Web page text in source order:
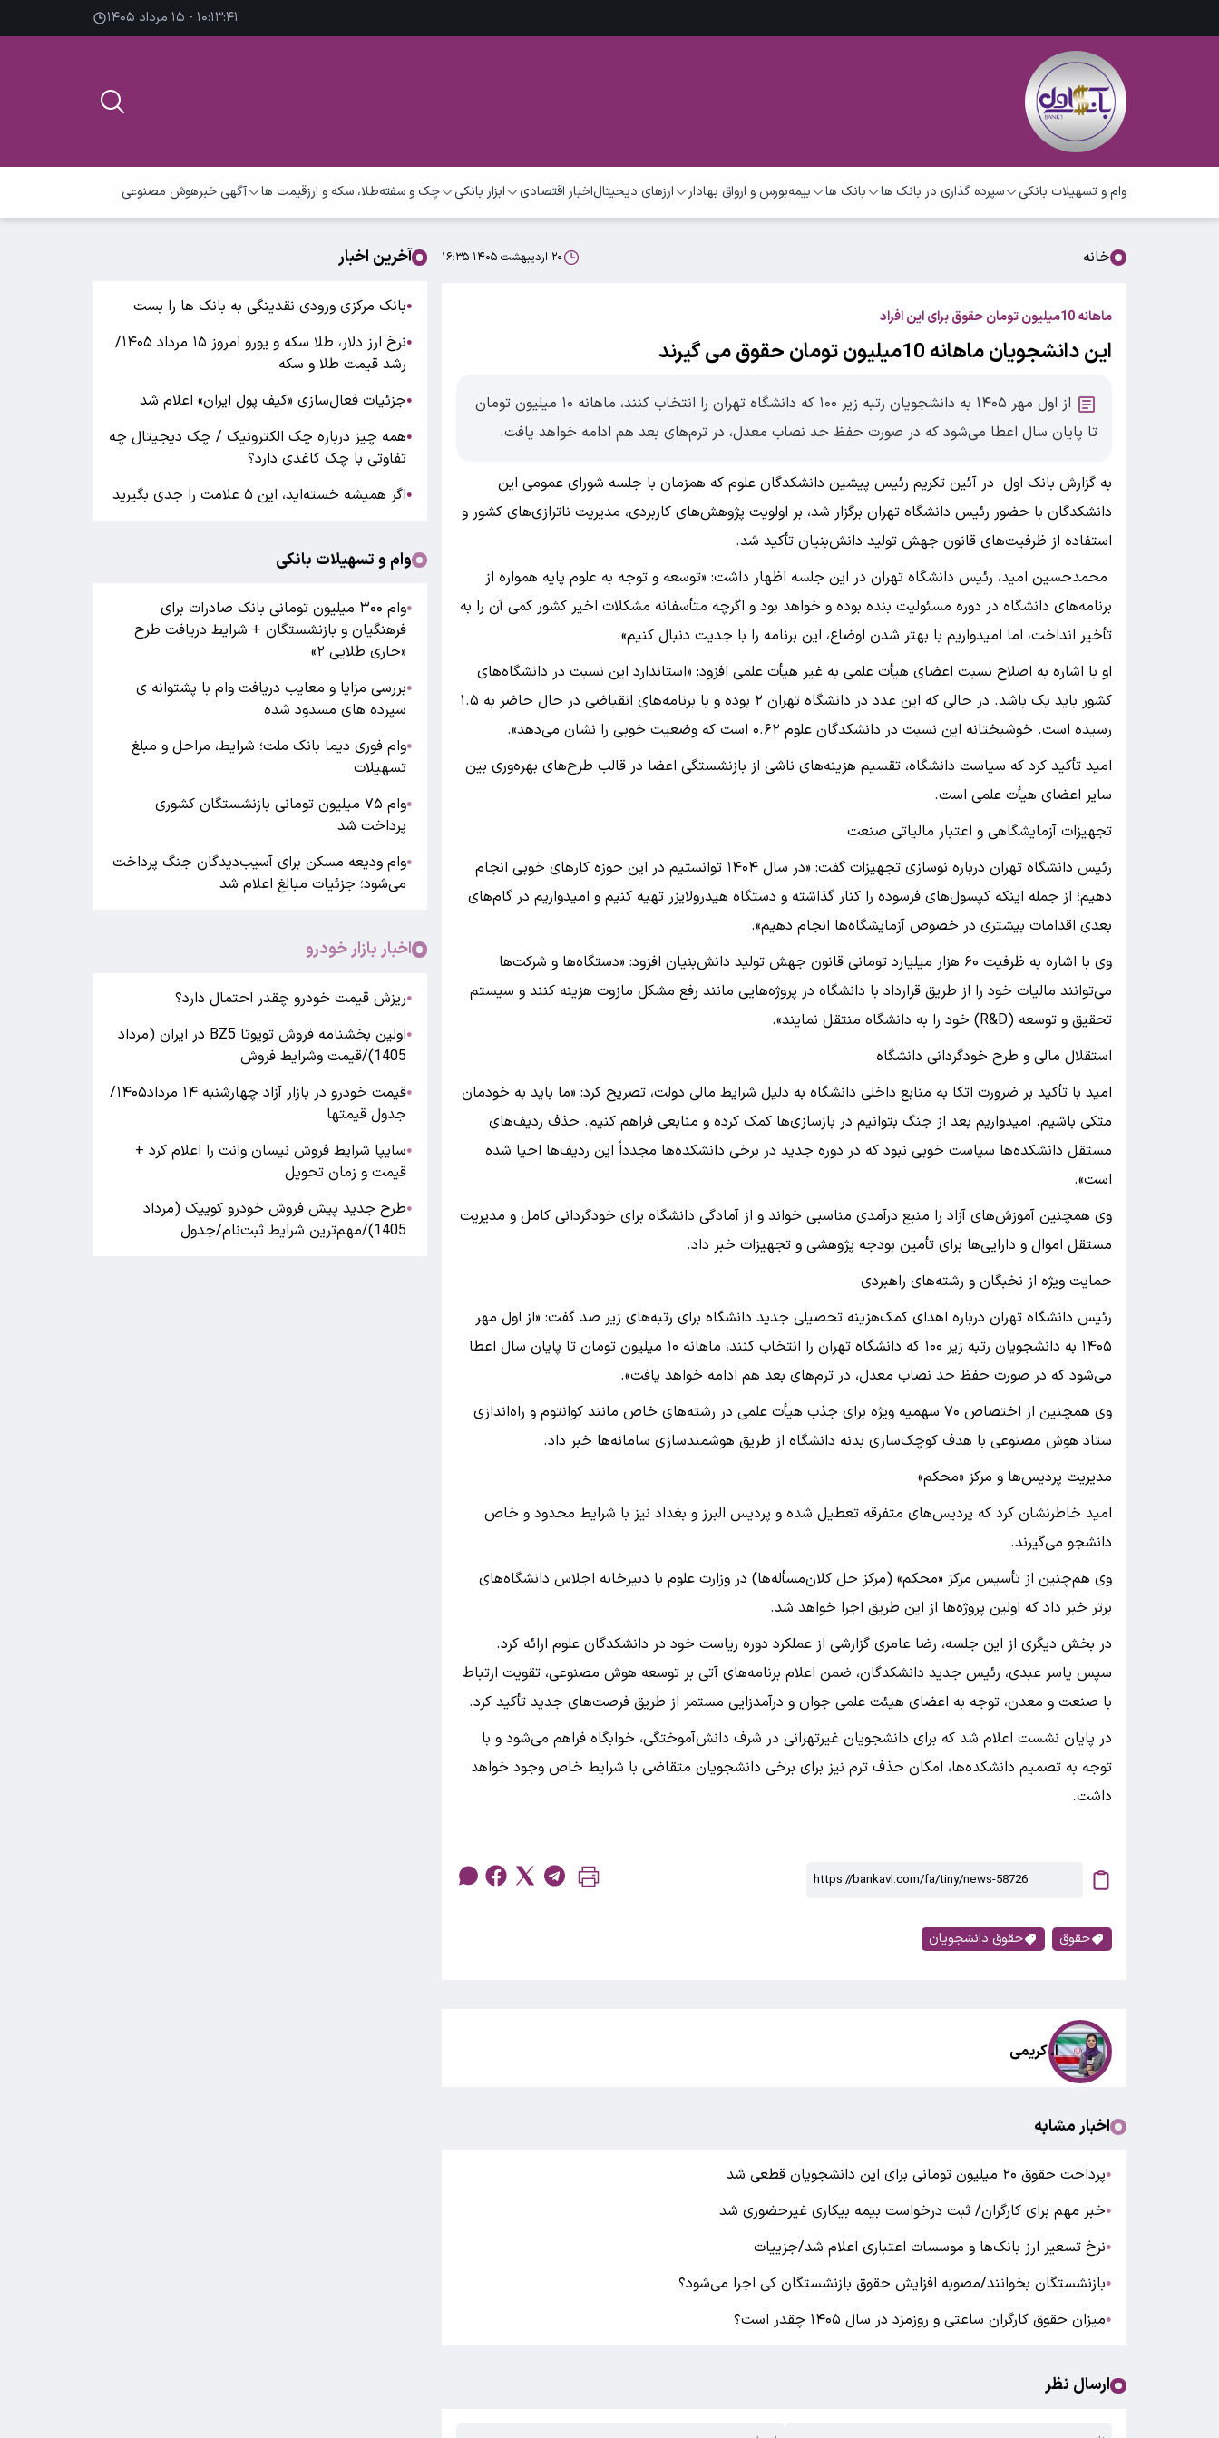
۱۰:۱۳:۴۱ - ۱۵ مرداد ۱۴۰۵
وام و تسهیلات بانکی سپرده گذاری در بانک ها بانک ها بیمهبورس و ارواق بهادار ارزهای دیحیتالاخبار اقتصادی ابزار بانکی چک و سفتهطلا، سکه و ارزقیمت ها آگهی خبرهوش مصنوعی
خانه ۲۰ اردیبهشت ۱۴۰۵ ۱۶:۳۵
ماهانه 10میلیون تومان حقوق برای این افراد
این دانشجویان ماهانه 10میلیون تومان حقوق می گیرند
از اول مهر ۱۴۰۵ به دانشجویان رتبه زیر ۱۰۰ که دانشگاه تهران را انتخاب کنند، ماهانه ۱۰ میلیون تومان
تا پایان سال اعطا می‌شود که در صورت حفظ حد نصاب معدل، در ترم‌های بعد هم ادامه خواهد یافت.
به گزارش بانک اول در آئین تکریم رئیس پیشین دانشکدگان علوم که همزمان با جلسه شورای عمومی این
دانشکدگان با حضور رئیس دانشگاه تهران برگزار شد، بر اولویت پژوهش‌های کاربردی، مدیریت ناترازی‌های کشور و
استفاده از ظرفیت‌های قانون جهش تولید دانش‌بنیان تأکید شد.
محمدحسین امید، رئیس دانشگاه تهران در این جلسه اظهار داشت: «توسعه و توجه به علوم پایه همواره از
برنامه‌های دانشگاه در دوره مسئولیت بنده بوده و خواهد بود و اگرچه متأسفانه مشکلات اخیر کشور کمی آن را به
تأخیر انداخت، اما امیدواریم با بهتر شدن اوضاع، این برنامه را با جدیت دنبال کنیم».
او با اشاره به اصلاح نسبت اعضای هیأت علمی به غیر هیأت علمی افزود: «استاندارد این نسبت در دانشگاه‌های
کشور باید یک باشد. در حالی که این عدد در دانشگاه تهران ۲ بوده و با برنامه‌های انقباضی در حال حاضر به ۱.۵
رسیده است. خوشبختانه این نسبت در دانشکدگان علوم ۰.۶۲ است که وضعیت خوبی را نشان می‌دهد».
امید تأکید کرد که سیاست دانشگاه، تقسیم هزینه‌های ناشی از بازنشستگی اعضا در قالب طرح‌های بهره‌وری بین
سایر اعضای هیأت علمی است.
تجهیزات آزمایشگاهی و اعتبار مالیاتی صنعت
رئیس دانشگاه تهران درباره نوسازی تجهیزات گفت: «در سال ۱۴۰۴ توانستیم در این حوزه کارهای خوبی انجام
دهیم؛ از جمله اینکه کپسول‌های فرسوده را کنار گذاشته و دستگاه هیدرولایزر تهیه کنیم و امیدواریم در گام‌های
بعدی اقدامات بیشتری در خصوص آزمایشگاه‌ها انجام دهیم».
وی با اشاره به ظرفیت ۶۰ هزار میلیارد تومانی قانون جهش تولید دانش‌بنیان افزود: «دستگاه‌ها و شرکت‌ها
می‌توانند مالیات خود را از طریق قرارداد با دانشگاه در پروژه‌هایی مانند رفع مشکل مازوت هزینه کنند و سیستم
تحقیق و توسعه (R&D) خود را به دانشگاه منتقل نمایند».
استقلال مالی و طرح خودگردانی دانشگاه
امید با تأکید بر ضرورت اتکا به منابع داخلی دانشگاه به دلیل شرایط مالی دولت، تصریح کرد: «ما باید به خودمان
متکی باشیم. امیدواریم بعد از جنگ بتوانیم در بازسازی‌ها کمک کرده و منابعی فراهم کنیم. حذف ردیف‌های
مستقل دانشکده‌ها سیاست خوبی نبود که در دوره جدید در برخی دانشکده‌ها مجدداً این ردیف‌ها احیا شده
است».
وی همچنین آموزش‌های آزاد را منبع درآمدی مناسبی خواند و از آمادگی دانشگاه برای خودگردانی کامل و مدیریت
مستقل اموال و دارایی‌ها برای تأمین بودجه پژوهشی و تجهیزات خبر داد.
حمایت ویژه از نخبگان و رشته‌های راهبردی
رئیس دانشگاه تهران درباره اهدای کمک‌هزینه تحصیلی جدید دانشگاه برای رتبه‌های زیر صد گفت: «از اول مهر
۱۴۰۵ به دانشجویان رتبه زیر ۱۰۰ که دانشگاه تهران را انتخاب کنند، ماهانه ۱۰ میلیون تومان تا پایان سال اعطا
می‌شود که در صورت حفظ حد نصاب معدل، در ترم‌های بعد هم ادامه خواهد یافت».
وی همچنین از اختصاص ۷۰ سهمیه ویژه برای جذب هیأت علمی در رشته‌های خاص مانند کوانتوم و راه‌اندازی
ستاد هوش مصنوعی با هدف کوچک‌سازی بدنه دانشگاه از طریق هوشمندسازی سامانه‌ها خبر داد.
مدیریت پردیس‌ها و مرکز «محکم»
امید خاطرنشان کرد که پردیس‌های متفرقه تعطیل شده و پردیس البرز و بغداد نیز با شرایط محدود و خاص
دانشجو می‌گیرند.
وی هم‌چنین از تأسیس مرکز «محکم» (مرکز حل کلان‌مسأله‌ها) در وزارت علوم با دبیرخانه اجلاس دانشگاه‌های
برتر خبر داد که اولین پروژه‌ها از این طریق اجرا خواهد شد.
در بخش دیگری از این جلسه، رضا عامری گزارشی از عملکرد دوره ریاست خود در دانشکدگان علوم ارائه کرد.
سپس یاسر عبدی، رئیس جدید دانشکدگان، ضمن اعلام برنامه‌های آتی بر توسعه هوش مصنوعی، تقویت ارتباط
با صنعت و معدن، توجه به اعضای هیئت علمی جوان و درآمدزایی مستمر از طریق فرصت‌های جدید تأکید کرد.
در پایان نشست اعلام شد که برای دانشجویان غیرتهرانی در شرف دانش‌آموختگی، خوابگاه فراهم می‌شود و با
توجه به تصمیم دانشکده‌ها، امکان حذف ترم نیز برای برخی دانشجویان متقاضی با شرایط خاص وجود خواهد
داشت.
حقوق حقوق دانشجویان
ا. کریمی
اخبار مشابه
●پرداخت حقوق ۲۰ میلیون تومانی برای این دانشجویان قطعی شد
●خبر مهم برای کارگران/ ثبت درخواست بیمه بیکاری غیرحضوری شد
●نرخ تسعیر ارز بانک‌ها و موسسات اعتباری اعلام شد/جزییات
●بازنشستگان بخوانند/مصوبه افزایش حقوق بازنشستگان کی اجرا می‌شود؟
●میزان حقوق کارگران ساعتی و روزمزد در سال ۱۴۰۵ چقدر است؟
ارسال نظر
آخرین اخبار
●بانک مرکزی ورودی نقدینگی به بانک ها را بست
●
نرخ ارز دلار، طلا سکه و یورو امروز ۱۵ مرداد ۱۴۰۵/
رشد قیمت طلا و سکه
●جزئیات فعال‌سازی «کیف پول ایران» اعلام شد
●همه چیز درباره چک الکترونیک / چک دیجیتال چه
تفاوتی با چک کاغذی دارد؟
●اگر همیشه خسته‌اید، این ۵ علامت را جدی بگیرید
وام و تسهیلات بانکی
●
وام ۳۰۰ میلیون تومانی بانک صادرات برای
فرهنگیان و بازنشستگان + شرایط دریافت طرح
«جاری طلایی ۲»
●بررسی مزایا و معایب دریافت وام با پشتوانه ی
سپرده های مسدود شده
●وام فوری دیما بانک ملت؛ شرایط، مراحل و مبلغ
تسهیلات
●
وام ۷۵ میلیون تومانی بازنشستگان کشوری
پرداخت شد
●وام ودیعه مسکن برای آسیب‌دیدگان جنگ پرداخت
می‌شود؛ جزئیات مبالغ اعلام شد
اخبار بازار خودرو
●ریزش قیمت خودرو چقدر احتمال دارد؟
●
اولین بخشنامه فروش تویوتا BZ5 در ایران (مرداد
1405)/قیمت وشرایط فروش
●
قیمت خودرو در بازار آزاد چهارشنبه ۱۴ مرداد۱۴۰۵/
جدول قیمتها
●سایپا شرایط فروش نیسان وانت را اعلام کرد +
قیمت و زمان تحویل
●طرح جدید پیش فروش خودرو کوییک (مرداد
1405)/مهم‌ترین شرایط ثبت‌نام/جدول